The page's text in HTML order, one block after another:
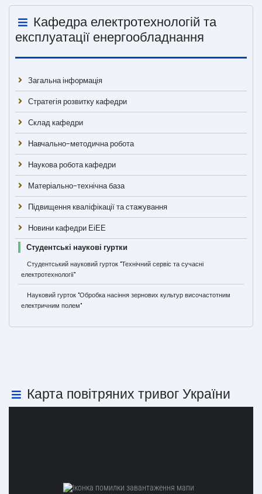
Кафедра електротехнологій та
експлуатації енергообладнання
Загальна інформація
Стратегія розвитку кафедри
Склад кафедри
Навчально-методична робота
Наукова робота кафедри
Матеріально-технічна база
Підвищення кваліфікації та стажування
Новини кафедри ЕіЕЕ
Студентські наукові гуртки
Студентський науковий гурток "Технічний сервіс та сучасні
електротехнології"
Науковий гурток "Обробка насіння зернових культур височастотним
електричним полем"
Карта повітряних тривог України